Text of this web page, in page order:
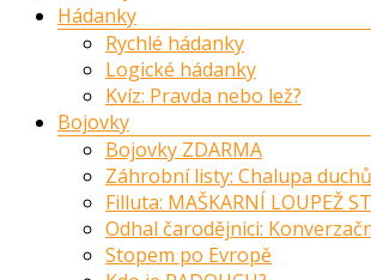
Hádanky
Rychlé hádanky
Logické hádanky
Kvíz: Pravda nebo lež?
Bojovky
Bojovky ZDARMA
Záhrobní listy: Chalupa duchů
Filluta: MAŠKARNÍ LOUPEŽ
Odhal čarodějnici:
Stopem po Evropě